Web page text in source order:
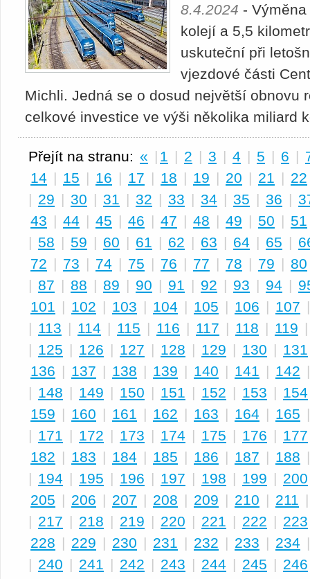
8.4.2024 -
kolejí a 5,5
uskuteční při
vjezdové části
Michli. Jedná se o dosud největší obnovu
celkové investice ve výši několika miliard
Přejít na stranu: « | 1 | 2 | 3 | 4 | 5 | 6 |
14 | 15 | 16 | 17 | 18 | 19 | 20 | 21 | 22
| 29 | 30 | 31 | 32 | 33 | 34 | 35 | 36 |
43 | 44 | 45 | 46 | 47 | 48 | 49 | 50 | 51
| 58 | 59 | 60 | 61 | 62 | 63 | 64 | 65 |
72 | 73 | 74 | 75 | 76 | 77 | 78 | 79 | 80
| 87 | 88 | 89 | 90 | 91 | 92 | 93 | 94 |
101 | 102 | 103 | 104 | 105 | 106 | 107
| 113 | 114 | 115 | 116 | 117 | 118 | 119
| 125 | 126 | 127 | 128 | 129 | 130 | 131
136 | 137 | 138 | 139 | 140 | 141 | 142
| 148 | 149 | 150 | 151 | 152 | 153 | 154
159 | 160 | 161 | 162 | 163 | 164 | 165
| 171 | 172 | 173 | 174 | 175 | 176 | 177
182 | 183 | 184 | 185 | 186 | 187 | 188
| 194 | 195 | 196 | 197 | 198 | 199 | 200
205 | 206 | 207 | 208 | 209 | 210 | 211
| 217 | 218 | 219 | 220 | 221 | 222 | 223
228 | 229 | 230 | 231 | 232 | 233 | 234
| 240 | 241 | 242 | 243 | 244 | 245 | 246